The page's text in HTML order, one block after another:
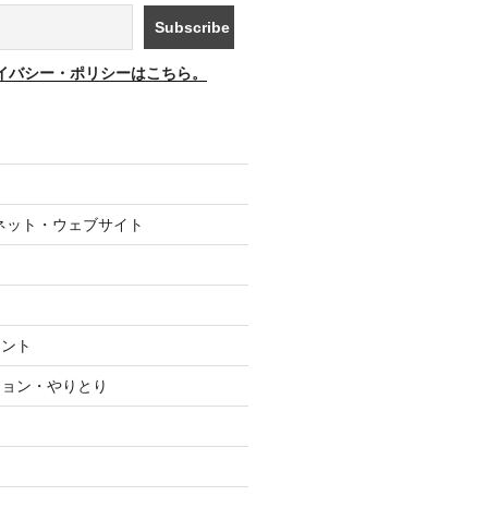
バシー・ポリシーはこちら。
ト・ウェブサイト
ト
ン・やりとり